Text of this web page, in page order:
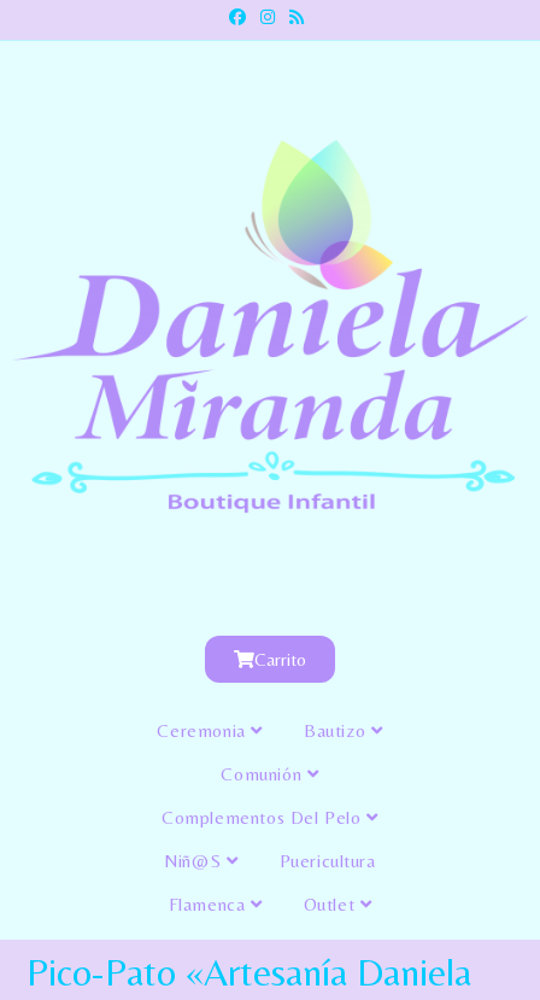
Carrito
Ceremonia Bautizo
Comunión
Complementos Del Pelo
Niñ@s Puericultura
Flamenca Outlet
Pico-Pato «Artesanía Daniela